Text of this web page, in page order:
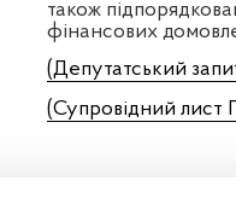
також
фінансових
(Депутатський
(Супровідний лист